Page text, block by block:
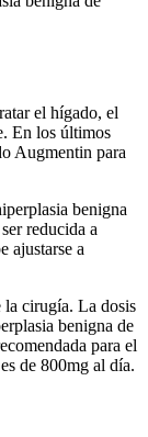
el hígado, el
En los últimos
Augmentin para
benigna
reducida a
ajustarse a
la cirugía. La dosis
benigna de
para el
de 800mg al día.